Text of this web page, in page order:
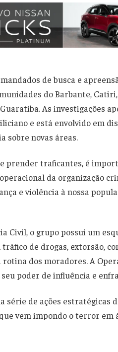
de busca e
do Barbante,
As investigações
e está envolvido em
sobre novas áreas.
prender traficantes, é
da organização
e violência à nossa
Civil, o grupo possui um
de drogas, extorsão,
dos moradores. A
poder de influência e
série de ações estratégicas
vem impondo o terror em